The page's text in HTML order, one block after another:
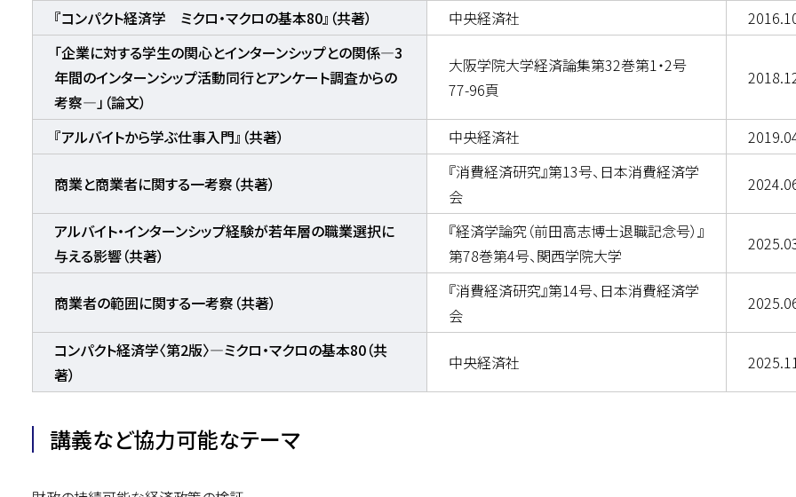
『コンパクト経済学 ミクロ・マクロの基本80』（共著） 中央経済社
「企業に対する学生の関心とインターンシップとの関係―3
年間のインターンシップ活動同行とアンケート調査からの
考察―」（論文）
大阪学院大学経済論集第32巻第1・2号
77-96頁
『アルバイトから学ぶ仕事入門』（共著） 中央経済社
商業と商業者に関する一考察（共著）
『消費経済研究』第13号、日本消費経済学
会
アルバイト・インターンシップ経験が若年層の職業選択に
与える影響（共著）
『経済学論究（前田高志博士退職記念号）』
第78巻第4号、関西学院大学
商業者の範囲に関する一考察（共著）
『消費経済研究』第14号、日本消費経済学
会
コンパクト経済学〈第2版〉―ミクロ・マクロの基本80（共
著）
中央経済社
講義など協力可能なテーマ